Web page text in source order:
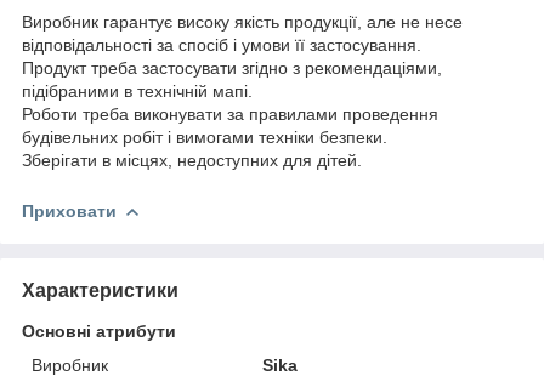
Виробник гарантує високу якість продукції, але не несе
відповідальності за спосіб і умови її застосування.
Продукт треба застосувати згідно з рекомендаціями,
підібраними в технічній мапі.
Роботи треба виконувати за правилами проведення
будівельних робіт і вимогами техніки безпеки.
Зберігати в місцях, недоступних для дітей.
Приховати
Характеристики
Основні атрибути
Виробник
Sika